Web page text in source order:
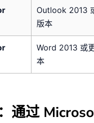
Outlook 2013
版本
Word 2013 或
本
通过